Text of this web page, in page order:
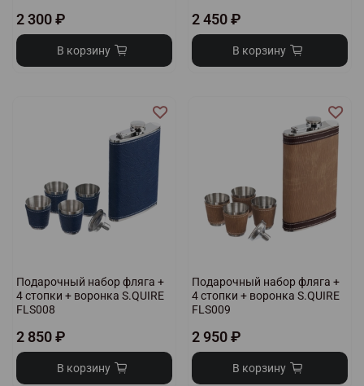
2 300 ₽
В корзину
2 450 ₽
В корзину
Подарочный набор фляга +
4 стопки + воронка S.QUIRE
FLS008
2 850 ₽
В корзину
Подарочный набор фляга +
4 стопки + воронка S.QUIRE
FLS009
2 950 ₽
В корзину